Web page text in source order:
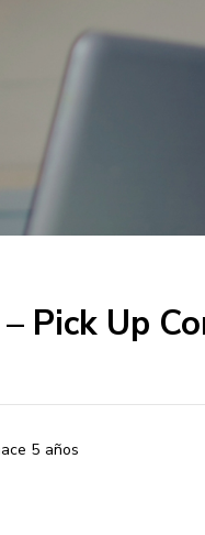
Pick Up
5 años